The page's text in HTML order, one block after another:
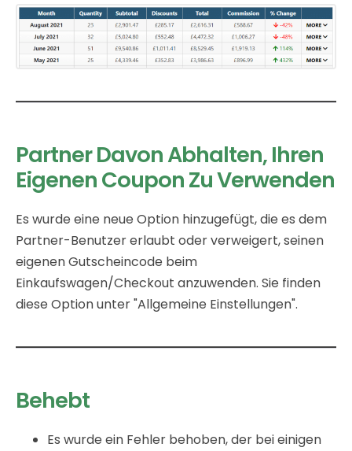
Partner Davon Abhalten, Ihren
Eigenen Coupon Zu Verwenden
Es wurde eine neue Option hinzugefügt, die es dem
Partner-Benutzer erlaubt oder verweigert, seinen
eigenen Gutscheincode beim
Einkaufswagen/Checkout anzuwenden. Sie finden
diese Option unter "Allgemeine Einstellungen".
Behebt
Es wurde ein Fehler behoben, der bei einigen